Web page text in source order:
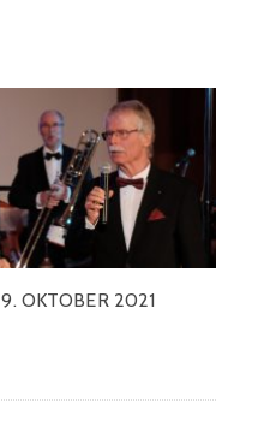
OKTOBER 2021